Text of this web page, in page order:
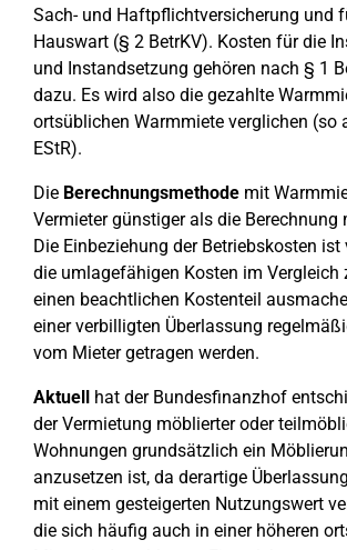
Sach- und Haftpflichtversicherung und
Hauswart (§ 2 BetrKV). Kosten für die
und Instandsetzung gehören nach § 1
dazu. Es wird also die gezahlte
ortsüblichen Warmmiete verglichen (so
EStR).
Die Berechnungsmethode mit
Vermieter günstiger als die Berechnung
Die Einbeziehung der Betriebskosten
die umlagefähigen Kosten im Vergleich
einen beachtlichen Kostenteil
einer verbilligten Überlassung
vom Mieter getragen werden.
Aktuell hat der Bundesfinanzhof
der Vermietung möblierter oder
Wohnungen grundsätzlich ein
anzusetzen ist, da derartige
mit einem gesteigerten Nutzungswert
die sich häufig auch in einer höheren